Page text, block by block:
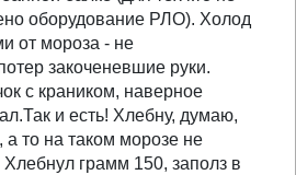
оборудование РЛО). Холод
от мороза - не
закоченевшие руки.
с краником, наверное
и есть! Хлебну, думаю,
а то на таком морозе не
грамм 150, заполз в